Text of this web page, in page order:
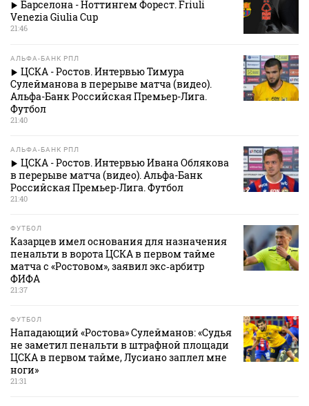
Барселона - Ноттингем Форест. Friuli
Venezia Giulia Cup
21:46
АЛЬФА-БАНК РПЛ
ЦСКА - Ростов. Интервью Тимура
Сулейманова в перерыве матча (видео).
Альфа-Банк Российская Премьер-Лига.
Футбол
21:40
АЛЬФА-БАНК РПЛ
ЦСКА - Ростов. Интервью Ивана Облякова
в перерыве матча (видео). Альфа-Банк
Российская Премьер-Лига. Футбол
21:40
ФУТБОЛ
Казарцев имел основания для назначения
пенальти в ворота ЦСКА в первом тайме
матча с «Ростовом», заявил экс‑арбитр
ФИФА
21:37
ФУТБОЛ
Нападающий «Ростова» Сулейманов: «Судья
не заметил пенальти в штрафной площади
ЦСКА в первом тайме, Лусиано заплел мне
ноги»
21:31